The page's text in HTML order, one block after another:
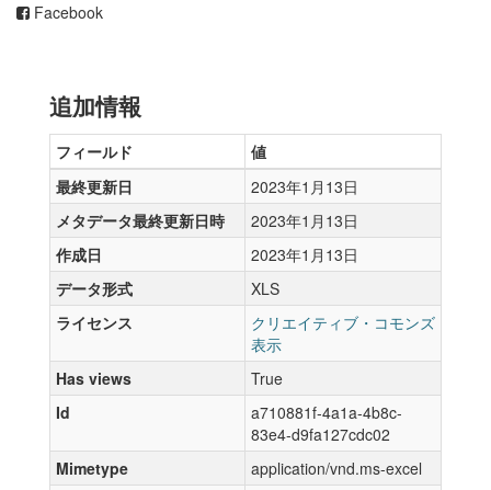
Facebook
追加情報
フィールド
値
最終更新日
2023年1月13日
メタデータ最終更新日時
2023年1月13日
作成日
2023年1月13日
データ形式
XLS
ライセンス
クリエイティブ・コモンズ
表示
Has views
True
Id
a710881f-4a1a-4b8c-
83e4-d9fa127cdc02
Mimetype
application/vnd.ms-excel